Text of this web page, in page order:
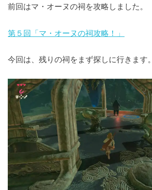
前回はマ・オーヌの祠を攻略しました。
第５回「マ・オーヌの祠攻略！」
今回は、残りの祠をまず探しに行きます。